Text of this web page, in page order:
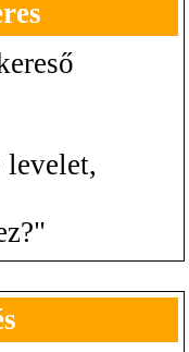
levelet,